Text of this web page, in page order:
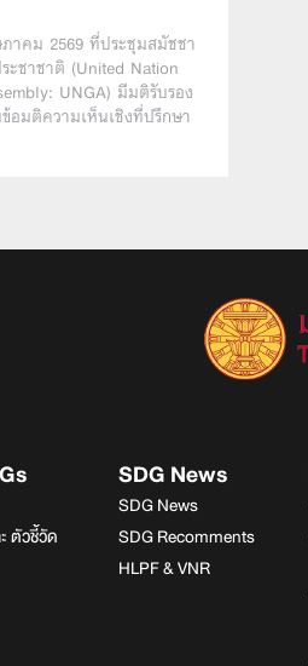
าคม 2569 ที่ประชุมสมัชชา
ชาชาติ (United Nation
UNGA) มีมติรับรอง
อมติความเห็นเชิงที่ปรึกษา
ตัวชี้วัด
SDG News
SDG News
SDG Recomments
HLPF & VNR